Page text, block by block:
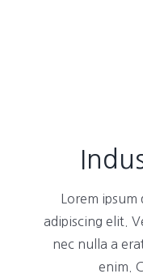
Lorem
adipiscing elit.
nec nulla a
enim.